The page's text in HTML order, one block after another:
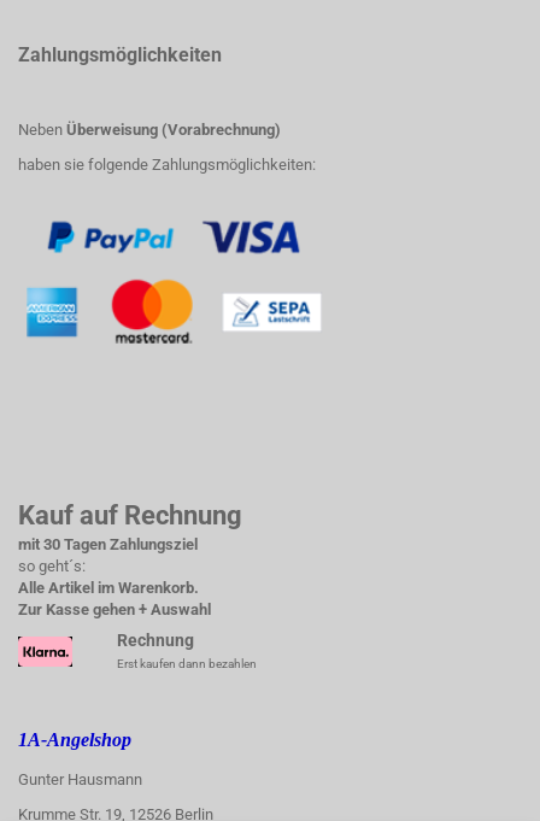
Zahlungsmöglichkeiten
Neben Überweisung (Vorabrechnung)
haben sie folgende Zahlungsmöglichkeiten:
Kauf auf Rechnung
mit 30 Tagen Zahlungsziel
so geht´s:
Alle Artikel im Warenkorb.
Zur Kasse gehen + Auswahl
Rechnung
Erst kaufen dann bezahlen
1A-Angelshop
Gunter Hausmann
Krumme Str. 19, 12526 Berlin